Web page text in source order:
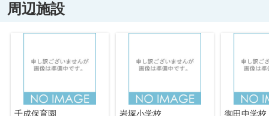
周辺施設
千成保育園
岩塚小学校
御田中学校